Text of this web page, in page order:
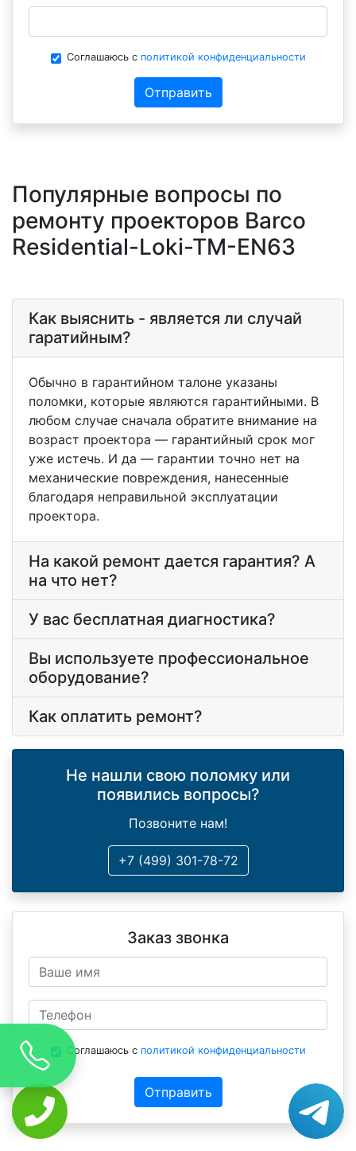
Соглашаюсь с политикой конфиденциальности
Отправить
Популярные вопросы по
ремонту проекторов Barco
Residential-Loki-TM-EN63
Как выяснить - является ли случай
гаратийным?
Обычно в гарантийном талоне указаны
поломки, которые являются гарантийными. В
любом случае сначала обратите внимание на
возраст проектора — гарантийный срок мог
уже истечь. И да — гарантии точно нет на
механические повреждения, нанесенные
благодаря неправильной эксплуатации
проектора.
На какой ремонт дается гарантия? А
на что нет?
У вас бесплатная диагностика?
Вы используете профессиональное
оборудование?
Как оплатить ремонт?
Не нашли свою поломку или
появились вопросы?
Позвоните нам!
+7 (499) 301-78-72
Заказ звонка
Соглашаюсь с политикой конфиденциальности
Отправить